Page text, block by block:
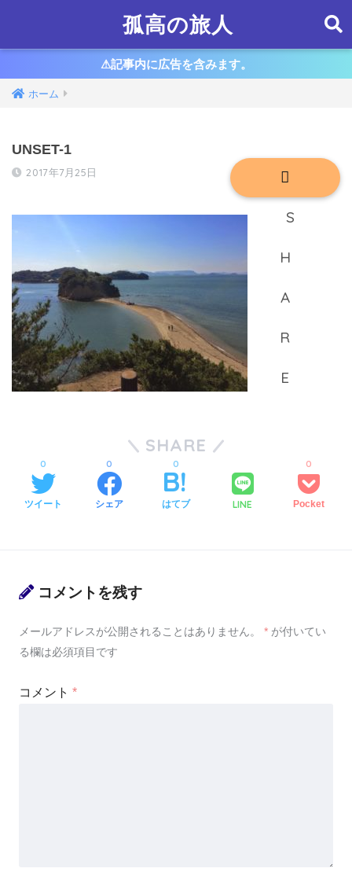
孤高の旅人
⚠︎記事内に広告を含みます。
ホーム
UNSET-1
2017年7月25日
SHARE
ツイート
0
シェア
0
はてブ
0
LINE Pocket
0
コメントを残す
メールアドレスが公開されることはありません。 * が付いてい
る欄は必須項目です
コメント *